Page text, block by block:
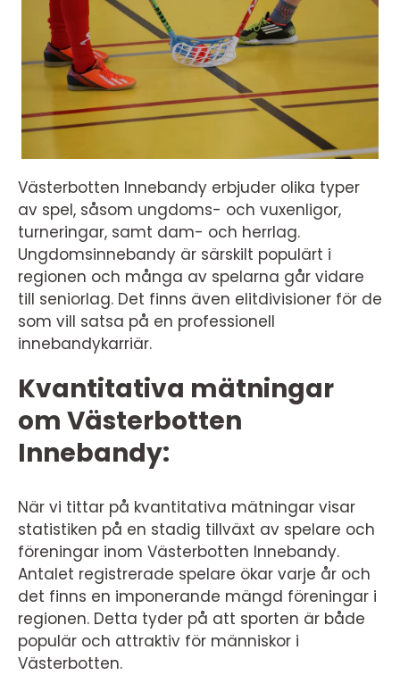
Västerbotten Innebandy erbjuder olika typer
av spel, såsom ungdoms- och vuxenligor,
turneringar, samt dam- och herrlag.
Ungdomsinnebandy är särskilt populärt i
regionen och många av spelarna går vidare
till seniorlag. Det finns även elitdivisioner för de
som vill satsa på en professionell
innebandykarriär.
Kvantitativa mätningar
om Västerbotten
Innebandy:
När vi tittar på kvantitativa mätningar visar
statistiken på en stadig tillväxt av spelare och
föreningar inom Västerbotten Innebandy.
Antalet registrerade spelare ökar varje år och
det finns en imponerande mängd föreningar i
regionen. Detta tyder på att sporten är både
populär och attraktiv för människor i
Västerbotten.